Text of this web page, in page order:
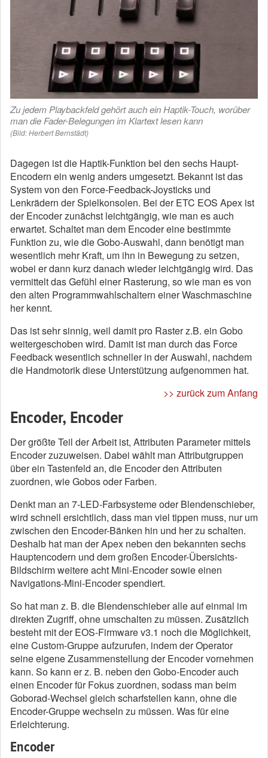
Zu jedem Playbackfeld gehört auch ein Haptik-Touch, worüber
man die Fader-Belegungen im Klartext lesen kann
(Bild: Herbert Bernstädt)
Dagegen ist die Haptik-Funktion bei den sechs Haupt-
Encodern ein wenig anders umgesetzt. Bekannt ist das
System von den Force-Feedback-Joysticks und
Lenkrädern der Spielkonsolen. Bei der ETC EOS Apex ist
der Encoder zunächst leichtgängig, wie man es auch
erwartet. Schaltet man dem Encoder eine bestimmte
Funktion zu, wie die Gobo-Auswahl, dann benötigt man
wesentlich mehr Kraft, um ihn in Bewegung zu setzen,
wobei er dann kurz danach wieder leichtgängig wird. Das
vermittelt das Gefühl einer Rasterung, so wie man es von
den alten Programmwahlschaltern einer Waschmaschine
her kennt.
Das ist sehr sinnig, weil damit pro Raster z.B. ein Gobo
weitergeschoben wird. Damit ist man durch das Force
Feedback wesentlich schneller in der Auswahl, nachdem
die Handmotorik diese Unterstützung aufgenommen hat.
>> zurück zum Anfang
Encoder, Encoder
Der größte Teil der Arbeit ist, Attributen Parameter mittels
Encoder zuzuweisen. Dabei wählt man Attributgruppen
über ein Tastenfeld an, die Encoder den Attributen
zuordnen, wie Gobos oder Farben.
Denkt man an 7-LED-Farbsysteme oder Blendenschieber,
wird schnell ersichtlich, dass man viel tippen muss, nur um
zwischen den Encoder-Bänken hin und her zu schalten.
Deshalb hat man der Apex neben den bekannten sechs
Hauptencodern und dem großen Encoder-Übersichts-
Bildschirm weitere acht Mini-Encoder sowie einen
Navigations-Mini-Encoder spendiert.
So hat man z. B. die Blendenschieber alle auf einmal im
direkten Zugriff, ohne umschalten zu müssen. Zusätzlich
besteht mit der EOS-Firmware v3.1 noch die Möglichkeit,
eine Custom-Gruppe aufzurufen, indem der Operator
seine eigene Zusammenstellung der Encoder vornehmen
kann. So kann er z. B. neben den Gobo-Encoder auch
einen Encoder für Fokus zuordnen, sodass man beim
Goborad-Wechsel gleich scharfstellen kann, ohne die
Encoder-Gruppe wechseln zu müssen. Was für eine
Erleichterung.
Encoder